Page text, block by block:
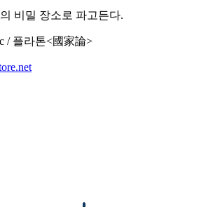
비밀 장소로 파고든다.
/ 플라톤<國家論>